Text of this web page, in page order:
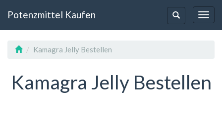
Toggle-
Navigation
Potenzmittel Kaufen
Kamagra Jelly Bestellen
Kamagra Jelly Bestellen